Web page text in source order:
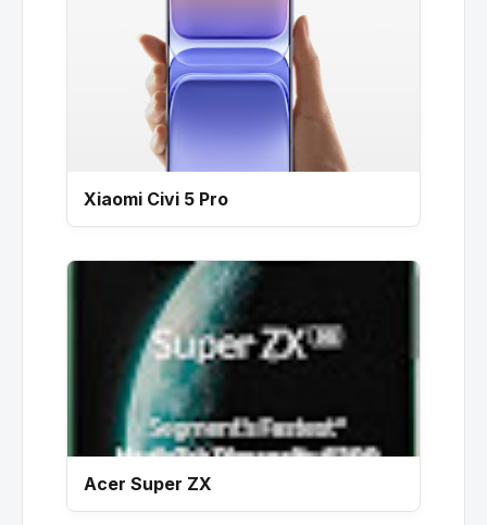
Xiaomi Civi 5 Pro
Acer Super ZX